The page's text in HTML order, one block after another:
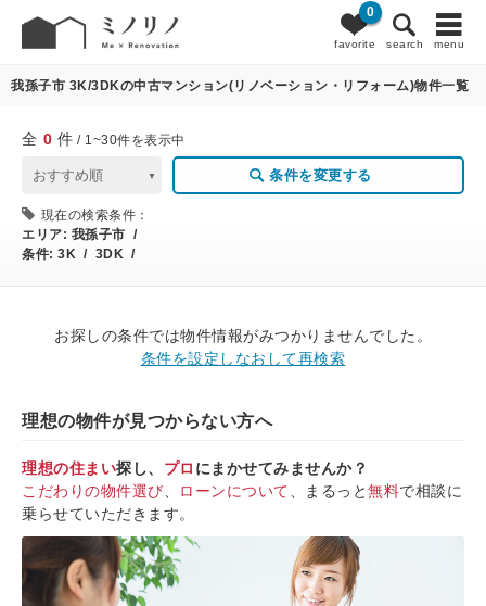
favorite
0
search menu
0 条件変更
我孫子市 3K/3DKの中古マンション(リノベーション・リフォーム)物件一覧
全 0 件 / 1~30件を表示中
条件を変更する
現在の検索条件：
エリア: 我孫子市 /
条件: 3K / 3DK /
お探しの条件では物件情報がみつかりませんでした。
条件を設定しなおして再検索
理想の物件が見つからない方へ
理想の住まい探し、 プロ にまかせてみませんか？
こだわりの物件選び
ローンについて 、まるっと無料で相談に
乗らせていただきます。